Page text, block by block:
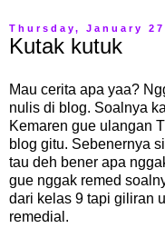
Thursday, January
Kutak kutuk
Mau cerita apa yaa?
nulis di blog. Soalnya
Kemaren gue ulangan
blog gitu. Sebenernya
tau deh bener apa
gue nggak remed
dari kelas 9 tapi giliran
remedial.